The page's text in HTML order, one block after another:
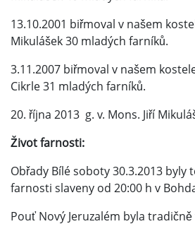
13.10.2001 biřmoval v našem
Mikulášek 30 mladých farníků.
3.11.2007 biřmoval v našem
Cikrle 31 mladých farníků.
20. října 2013 g. v. Mons. Jiří
Život farnosti:
Obřady Bílé soboty 30.3.2013
farnosti slaveny od 20:00 h v
Pouť Nový Jeruzalém byla